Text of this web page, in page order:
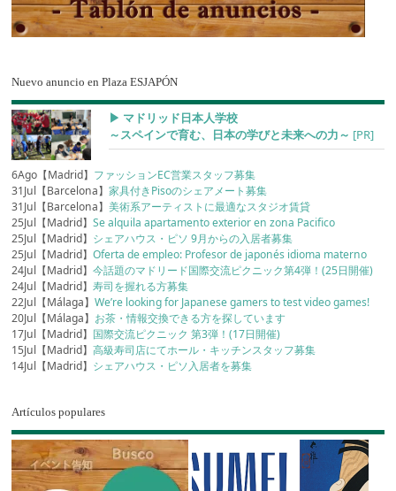
Nuevo anuncio en Plaza ESJAPÓN
▶︎ マドリッド日本人学校
～スペインで育む、日本の学びと未来への力～ [PR]
6Ago【Madrid】 ファッションEC営業スタッフ募集
31Jul【Barcelona】家具付きPisoのシェアメート募集
31Jul【Barcelona】美術系アーティストに最適なスタジオ賃貸
25Jul【Madrid】Se alquila apartamento exterior en zona Pacifico
25Jul【Madrid】 シェアハウス・ピソ 9月からの入居者募集
25Jul【Madrid】Oferta de empleo: Profesor de japonés idioma materno
24Jul【Madrid】今話題のマドリード国際交流ピクニック第4弾！(25日開催)
24Jul【Madrid】寿司を握れる方募集
22Jul【Málaga】We’re looking for Japanese gamers to test video games!
20Jul【Málaga】 お茶・情報交換できる方を探しています
17Jul【Madrid】 国際交流ピクニック 第3弾！(17日開催)
15Jul【Madrid】高級寿司店にてホール・キッチンスタッフ募集
14Jul【Madrid】 シェアハウス・ピソ入居者を募集
Artículos populares